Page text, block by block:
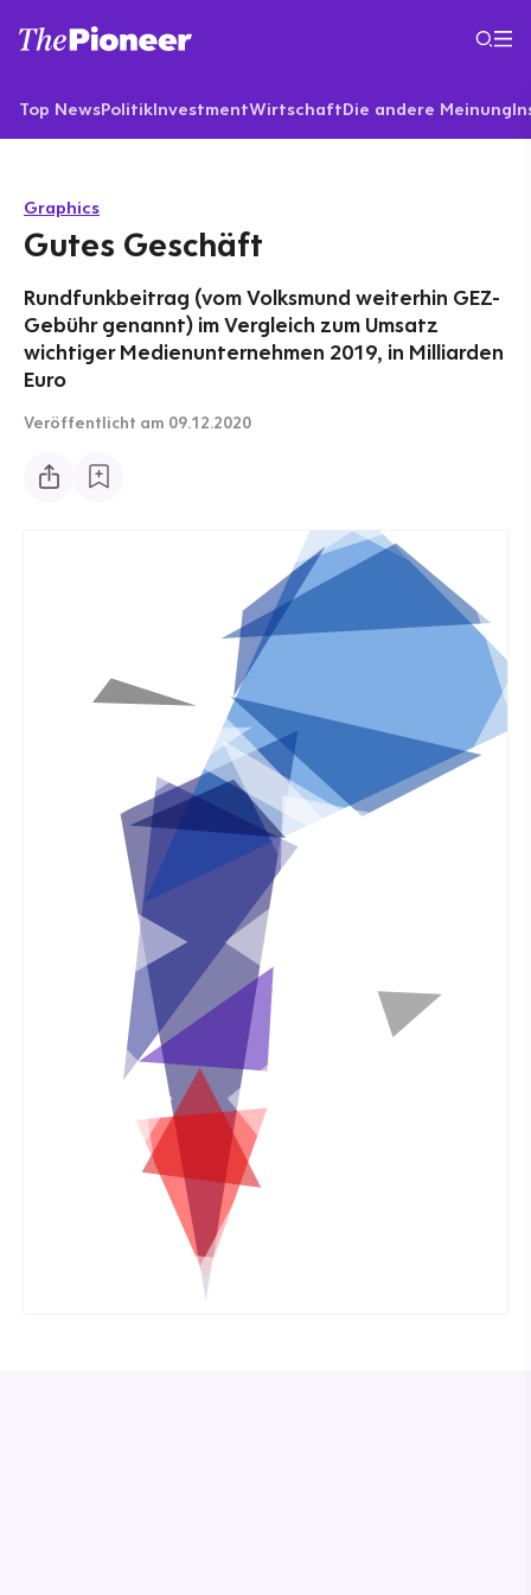
Top NewsPolitikInvestmentWirtschaftDie andere Meinung
Graphics
Gutes Geschäft
Rundfunkbeitrag (vom Volksmund weiterhin GEZ-
Gebühr genannt) im Vergleich zum Umsatz
wichtiger Medienunternehmen 2019, in Milliarden
Euro
Veröffentlicht am 09.12.2020